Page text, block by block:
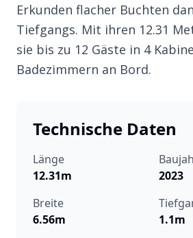
Erkunden flacher Buchten
Tiefgangs. Mit ihren 12.31
sie bis zu 12 Gäste in 4
Badezimmern an Bord.
Technische Daten
Länge
12.31m
2023
Breite
6.56m
1.1m